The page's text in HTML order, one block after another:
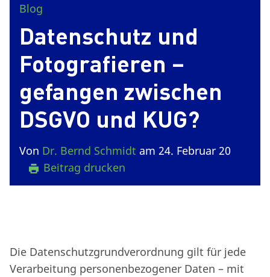
Blog
Datenschutz und
Fotografieren –
gefangen zwischen
DSGVO und KUG?
Von Dr. Bernd Schmidt am 24. Februar 20
Beitrag drucken
Die Datenschutzgrundverordnung gilt für jede
Verarbeitung personenbezogener Daten – mit